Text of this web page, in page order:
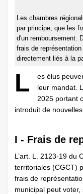
Les chambres
par principe, que les
d'un remboursement.
frais de
directement liés à la
L
es élus
leur mandat.
2025 portant
introduit de
I - Frais de
L’art. L. 2123-19 du
territoriales (CGCT)
frais de
municipal peut